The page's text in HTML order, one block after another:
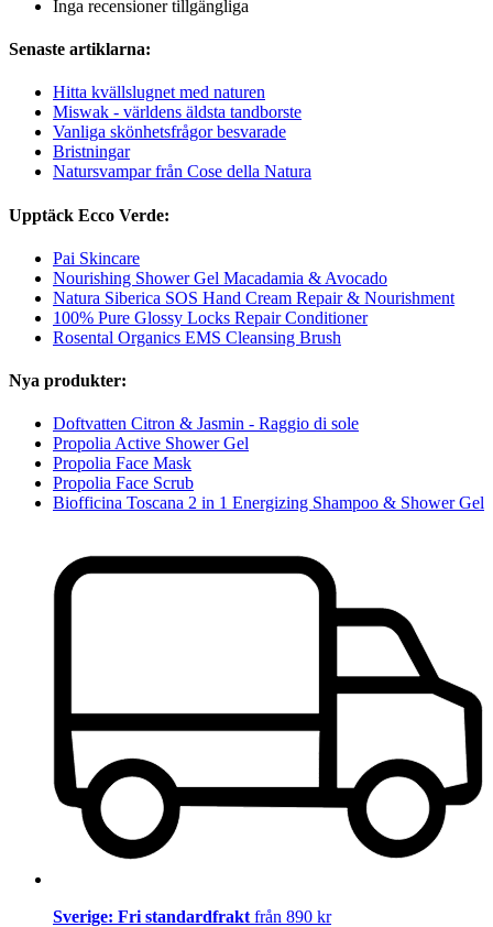
Inga recensioner tillgängliga
Senaste artiklarna:
Hitta kvällslugnet med naturen
Miswak - världens äldsta tandborste
Vanliga skönhetsfrågor besvarade
Bristningar
Natursvampar från Cose della Natura
Upptäck Ecco Verde:
Pai Skincare
Nourishing Shower Gel Macadamia & Avocado
Natura Siberica SOS Hand Cream Repair & Nourishment
100% Pure Glossy Locks Repair Conditioner
Rosental Organics EMS Cleansing Brush
Nya produkter:
Doftvatten Citron & Jasmin - Raggio di sole
Propolia Active Shower Gel
Propolia Face Mask
Propolia Face Scrub
Biofficina Toscana 2 in 1 Energizing Shampoo & Shower Gel
Sverige: Fri standardfrakt från 890 kr